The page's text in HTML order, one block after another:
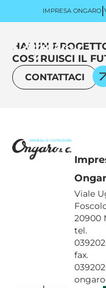
IMPRESA ONGARO|
HAI UN
COSTRUISCI IL
CONTATTACI
Viale
20900
tel.
fax.